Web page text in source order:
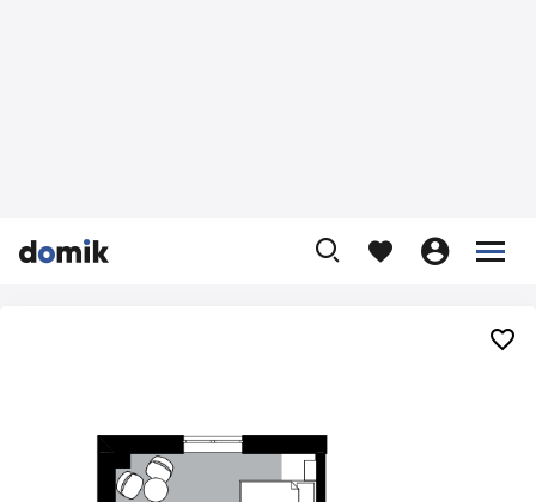


    


